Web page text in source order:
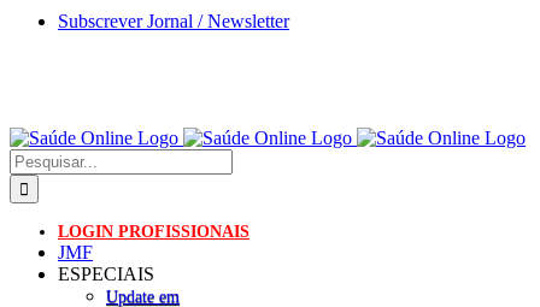
Skip
Subscrever Jornal / Newsletter
Pesquisar
LOGIN PROFISSIONAIS
JMF
ESPECIAIS
Update em